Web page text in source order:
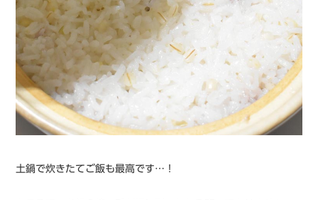
土鍋で炊きたてご飯も最高です…！